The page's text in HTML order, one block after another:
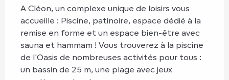
A Cléon, un complexe unique de loisirs vous
accueille : Piscine, patinoire, espace dédié à la
remise en forme et un espace bien-être avec
sauna et hammam ! Vous trouverez à la piscine
de l'Oasis de nombreuses activités pour tous :
un bassin de 25 m, une plage avec jeux